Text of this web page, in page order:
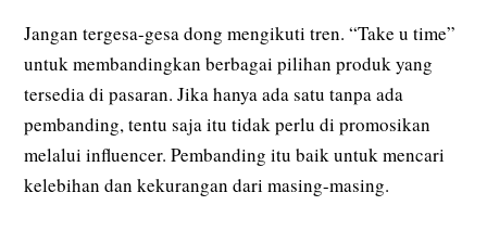
Jangan tergesa-gesa dong mengikuti tren. “Take u time”
untuk membandingkan berbagai pilihan produk yang
tersedia di pasaran. Jika hanya ada satu tanpa ada
pembanding, tentu saja itu tidak perlu di promosikan
melalui influencer. Pembanding itu baik untuk mencari
kelebihan dan kekurangan dari masing-masing.